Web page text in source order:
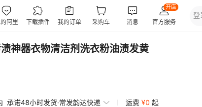
神器衣物清洁剂洗衣粉油渍发黄
承诺48小时发货·常发韵达快递 运费 ¥0 起